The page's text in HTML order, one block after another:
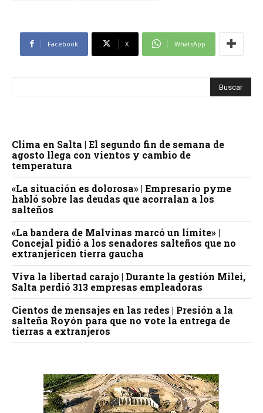
Facebook X WhatsApp
Clima en Salta | El segundo fin de semana de
agosto llega con vientos y cambio de
temperatura
«La situación es dolorosa» | Empresario pyme
habló sobre las deudas que acorralan a los
salteños
«La bandera de Malvinas marcó un límite» |
Concejal pidió a los senadores salteños que no
extranjericen tierra gaucha
Viva la libertad carajo | Durante la gestión Milei,
Salta perdió 313 empresas empleadoras
Cientos de mensajes en las redes | Presión a la
salteña Royón para que no vote la entrega de
tierras a extranjeros